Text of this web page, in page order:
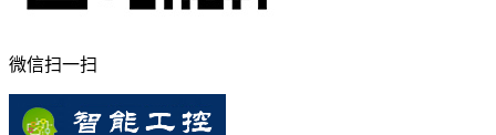
微信扫一扫